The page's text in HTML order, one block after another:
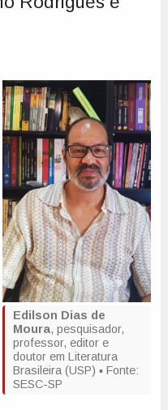
Edilson Dias de
Moura, pesquisador,
professor, editor e
doutor em Literatura
Brasileira (USP) ▪️ Fonte:
SESC-SP